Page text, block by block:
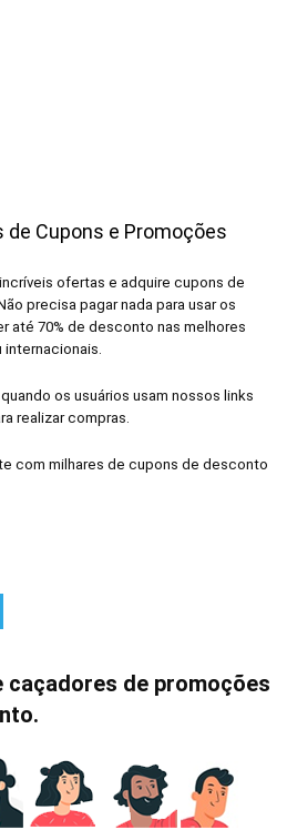
de Cupons e Promoções
ofertas e adquire cupons de
precisa pagar nada para usar os
até 70% de desconto nas melhores
internacionais.
os usuários usam nossos links
realizar compras.
com milhares de cupons de desconto
caçadores de promoções